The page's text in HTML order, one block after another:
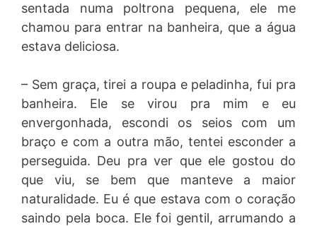
sentada numa poltrona pequena, ele me
chamou para entrar na banheira, que a água
estava deliciosa.
– Sem graça, tirei a roupa e peladinha, fui pra
banheira. Ele se virou pra mim e eu
envergonhada, escondi os seios com um
braço e com a outra mão, tentei esconder a
perseguida. Deu pra ver que ele gostou do
que viu, se bem que manteve a maior
naturalidade. Eu é que estava com o coração
saindo pela boca. Ele foi gentil, arrumando a